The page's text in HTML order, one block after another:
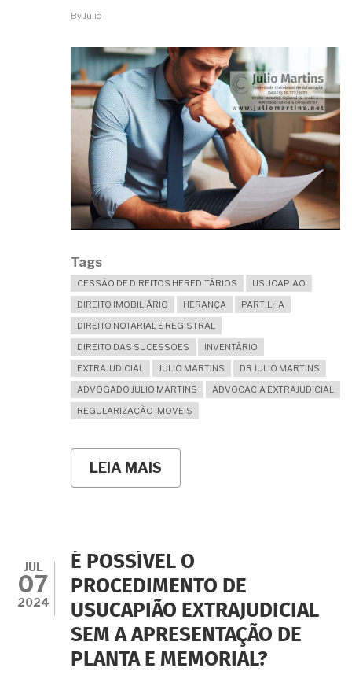
By Julio
Tags
CESSÃO DE DIREITOS HEREDITÁRIOS
USUCAPIAO
DIREITO IMOBILIÁRIO
HERANÇA
PARTILHA
DIREITO NOTARIAL E REGISTRAL
DIREITO DAS SUCESSOES
INVENTÁRIO
EXTRAJUDICIAL
JULIO MARTINS
DR JULIO MARTINS
ADVOGADO JULIO MARTINS
ADVOCACIA EXTRAJUDICIAL
REGULARIZAÇÃO IMOVEIS
LEIA MAIS
POR
INSTRUMENTO
PARTICULAR
SERVE
PARA
REGULARIZAÇÃO
DE
IMÓVEL
ATRAVÉS
JUL
07
2024
É POSSÍVEL O
PROCEDIMENTO DE
USUCAPIÃO EXTRAJUDICIAL
SEM A APRESENTAÇÃO DE
PLANTA E MEMORIAL?